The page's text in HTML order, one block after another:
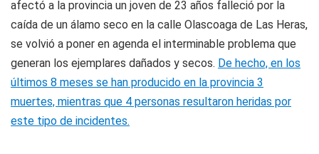
afectó a la provincia un joven de 23 años falleció por la
caída de un álamo seco en la calle Olascoaga de Las Heras,
se volvió a poner en agenda el interminable problema que
generan los ejemplares dañados y secos. De hecho, en los
últimos 8 meses se han producido en la provincia 3
muertes, mientras que 4 personas resultaron heridas por
este tipo de incidentes.